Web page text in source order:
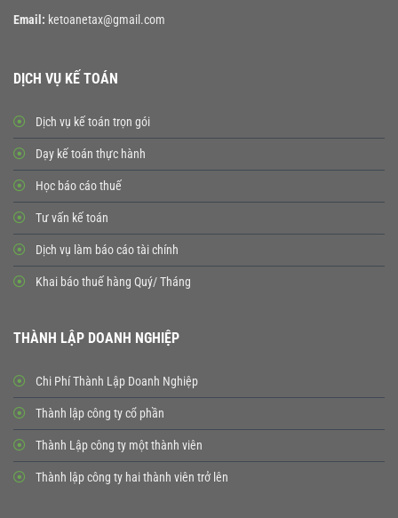
Email: ketoanetax@gmail.com
DỊCH VỤ KẾ TOÁN
Dịch vụ kế toán trọn gói
Dạy kế toán thực hành
Học báo cáo thuế
Tư vấn kế toán
Dịch vụ làm báo cáo tài chính
Khai báo thuế hàng Quý/ Tháng
THÀNH LẬP DOANH NGHIỆP
Chi Phí Thành Lập Doanh Nghiệp
Thành lập công ty cổ phần
Thành Lập công ty một thành viên
Thành lập công ty hai thành viên trở lên